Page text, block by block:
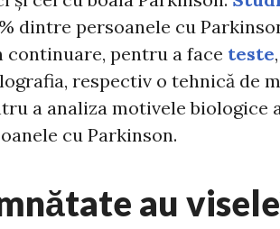
dintre persoanele cu
continuare, pentru a face teste
respectiv o tehnică de
a analiza motivele biologice
cu Parkinson.
au